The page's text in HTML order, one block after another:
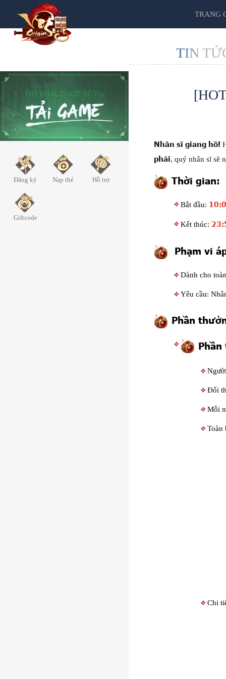
TRANG
Đăng ký Nạp thẻ Hỗ trợ
Giftcode
TIN
Nhân sĩ giang hồ!
phái, quý nhân sĩ sẽ
Thời gian:
Bắt đầu:
Kết thúc:
Phạm vi
Dành cho
Yêu cầu:
Phần
Đối
Mỗi
Toàn
Chi